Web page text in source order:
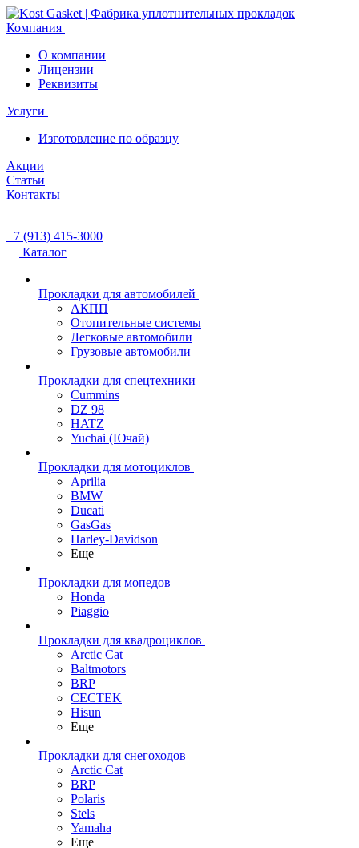
Компания
О компании
Лицензии
Реквизиты
Услуги
Изготовление по образцу
Акции
Статьи
Контакты
+7 (913) 415-3000
Каталог
Прокладки для автомобилей
АКПП
Отопительные системы
Легковые автомобили
Грузовые автомобили
Прокладки для спецтехники
Cummins
DZ 98
HATZ
Yuchai (Ючай)
Прокладки для мотоциклов
Aprilia
BMW
Ducati
GasGas
Harley-Davidson
Еще
Прокладки для мопедов
Honda
Piaggio
Прокладки для квадроциклов
Arctic Cat
Baltmotors
BRP
CECTEK
Hisun
Еще
Прокладки для снегоходов
Arctic Cat
BRP
Polaris
Stels
Yamaha
Еще